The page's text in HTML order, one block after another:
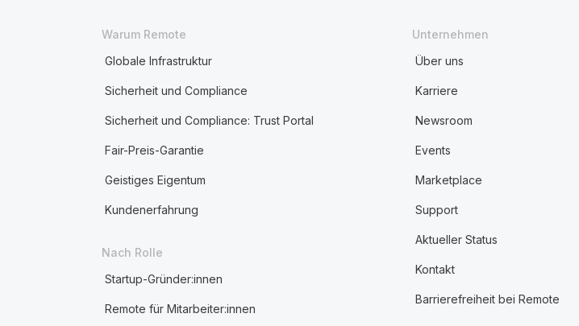
Warum Remote
Globale Infrastruktur
Sicherheit und Compliance
Sicherheit und Compliance: Trust Portal
Fair-Preis-Garantie
Geistiges Eigentum
Kundenerfahrung
Nach Rolle
Startup-Gründer:innen
Remote für Mitarbeiter:innen
Unternehmen
Über uns
Karriere
Newsroom
Events
Marketplace
Support
Aktueller Status
Kontakt
Barrierefreiheit bei Remote